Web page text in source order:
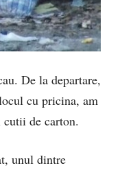
De la departare,
cu pricina, am
de carton.
unul dintre